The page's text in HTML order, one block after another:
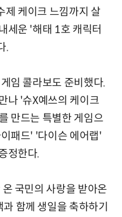
제 케이크 느낌까지 살
세운 '해태 1호 캐릭터
.
임 콜라보도 준비했다.
나 '슈X예쓰의 케이크
만드는 특별한 게임으
패드' '다이슨 에어랩'
정한다.
국민의 사랑을 받아온
함께 생일을 축하하기